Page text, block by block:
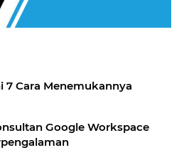
7 Cara Menemukannya
Google Workspace